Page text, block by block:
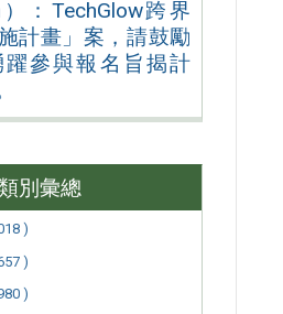
：TechGlow跨界
計畫」案，請鼓勵
參與報名旨揭計
別彙總
)
)
)